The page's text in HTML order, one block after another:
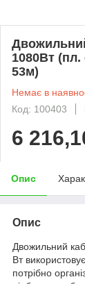
1080Вт (пл.
53м)
Немає в
Код: 100403
6
Опис
Опис
Двожильний
Вт
потрібно